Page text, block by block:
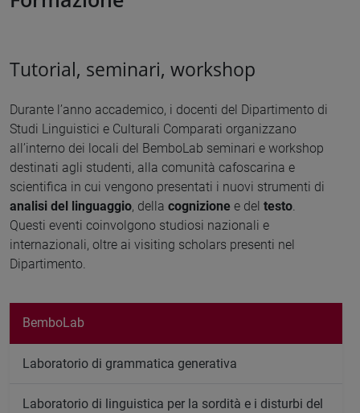
Tutorial, seminari, workshop
Durante l’anno accademico, i docenti del Dipartimento di
Studi Linguistici e Culturali Comparati organizzano
all’interno dei locali del BemboLab seminari e workshop
destinati agli studenti, alla comunità cafoscarina e
scientifica in cui vengono presentati i nuovi strumenti di
analisi del linguaggio, della cognizione e del testo.
Questi eventi coinvolgono studiosi nazionali e
internazionali, oltre ai visiting scholars presenti nel
Dipartimento.
BemboLab
Laboratorio di grammatica generativa
Laboratorio di linguistica per la sordità e i disturbi del